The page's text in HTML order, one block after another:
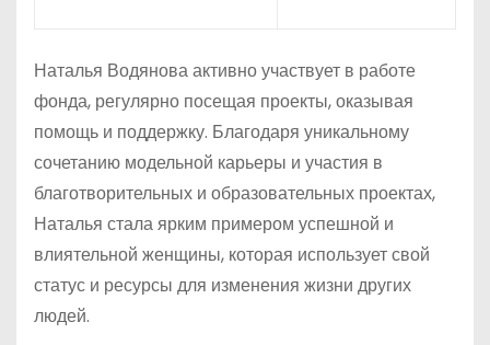
Наталья Водянова активно участвует в работе
фонда, регулярно посещая проекты, оказывая
помощь и поддержку. Благодаря уникальному
сочетанию модельной карьеры и участия в
благотворительных и образовательных проектах,
Наталья стала ярким примером успешной и
влиятельной женщины, которая использует свой
статус и ресурсы для изменения жизни других
людей.